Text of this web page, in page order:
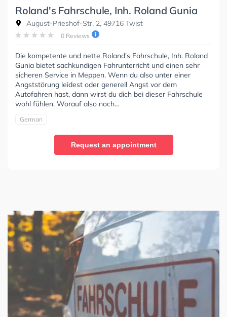
Roland's Fahrschule, Inh. Roland Gunia
August-Prieshof-Str. 2, 49716 Twist
0 Reviews
Die kompetente und nette Roland's Fahrschule, Inh. Roland
Gunia bietet sachkundigen Fahrunterricht und einen sehr
sicheren Service in Meppen. Wenn du also unter einer
Angststörung leidest oder generell Angst vor dem
Autofahren hast, dann wirst du dich bei dieser Fahrschule
wohl fühlen. Worauf also noch...
German
Request an appointment